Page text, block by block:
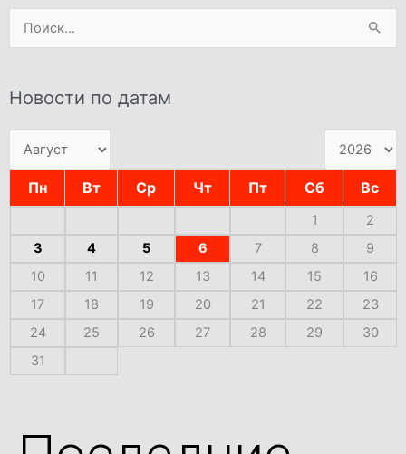
Поиск:
Новости по датам
Пн Вт Ср Чт Пт Сб Вс
1
2
3
4 5 6 7 8
9
10
11 12 13 14 15
16
17
18 19 20 21 22
23
24
25 26 27 28 29
30
31